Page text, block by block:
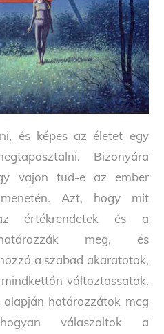
és képes az életet egy
Bizonyára
vajon tud-e az ember
Azt, hogy mit
értékrendetek és a
határozzák meg, és
a szabad akaratotok,
változtassatok.
határozzátok meg
válaszoltok a